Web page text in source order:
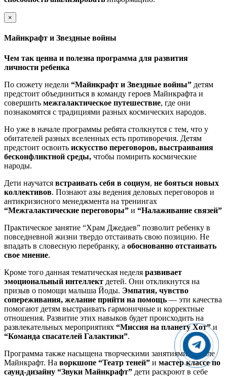
×
Майнкрафт и Звездные войны
Чем так ценна и полезна программа для развития
личности ребенка
По сюжету недели “Майнкрафт и Звездные войны” детям
предстоит объединиться в команду героев Майнкрафта и
совершить межгалактическое путешествие, где они
познакомятся с традициями разных космических народов.
Но уже в начале программы ребята столкнутся с тем, что у
обитателей разных вселенных есть противоречия. Детям
предстоит освоить искусство переговоров, выстраивания
бесконфликтной среды, чтобы помирить космические
народы.
Дети научатся встраивать себя в социум, не бояться новых
коллективов. Познают азы ведения деловых переговоров и
антикризисного менеджмента на тренингах
“Межгалактические переговоры” и “Налаживание связей”
Практическое занятие “Храм Джедаев” позволит ребенку в
повседневной жизни твердо отстаивать свою позицию. Не
впадать в словесную перебранку, а обоснованно отстаивать
свое мнение.
Кроме того данная тематическая неделя развивает
эмоциональный интеллект детей. Они откликнутся на
призыв о помощи малыша Йоды. Эмпатия, чувство
сопереживания, желание прийти на помощь — эти качества
помогают детям выстраивать гармоничные и корректные
отношения. Развитие этих навыков будет происходить на
развлекательных мероприятиях “Миссия на планету Хот”и
“Команда спасателей Галактики”.
Программа также насыщена творческими занятиями в стиле
Майнкрафт. На воркшопе “Театр теней” и мастер классе по
саунд-дизайну “Звуки Майнкрафт” дети раскроют в себе